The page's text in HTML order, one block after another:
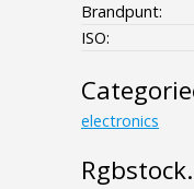
Brandpunt:
ISO:
electronics